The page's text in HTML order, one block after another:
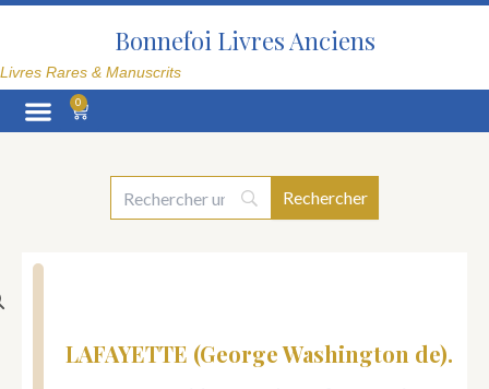
Aller
Bonnefoi Livres Anciens
Livres Rares & Manuscrits
0
Panier
LAFAYETTE (George Washington de).